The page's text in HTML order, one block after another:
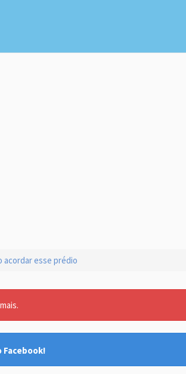
acordar esse prédio
Facebook!